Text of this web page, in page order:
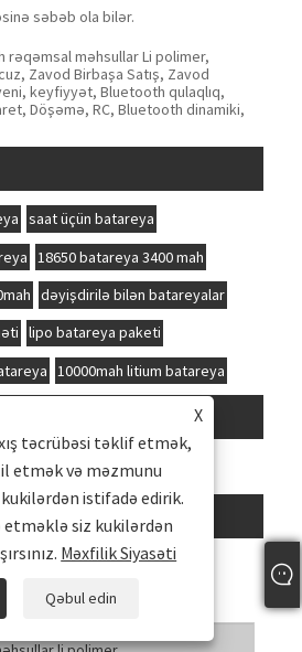
səbəb ola bilər.
rəqəmsal məhsullar Li polimer,
Zavod Birbaşa Satış, Zavod
keyfiyyət, Bluetooth qulaqlıq,
Döşəmə, RC, Bluetooth dinamiki,
saat üçün batareya
18650 batareya 3400 mah
dəyişdirilə bilən batareyalar
lipo batareya paketi
10000mah litium batareya
formada verməkdən
sizə cavab verəcəyik.
X
təcrübəsi təklif etmək,
etmək və məzmunu
istifadə edirik.
etməklə siz kukilərdən
Məxfilik Siyasəti
Qəbul edin